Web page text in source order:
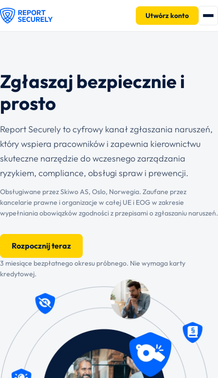
Utwórz konto
Zgłaszaj bezpiecznie i
prosto
Report Securely to cyfrowy kanał zgłaszania naruszeń,
który wspiera pracowników i zapewnia kierownictwu
skuteczne narzędzie do wczesnego zarządzania
ryzykiem, compliance, obsługi spraw i prewencji.
Obsługiwane przez Skiwo AS, Oslo, Norwegia. Zaufane przez
kancelarie prawne i organizacje w całej UE i EOG w zakresie
wypełniania obowiązków zgodności z przepisami o zgłaszaniu naruszeń.
Rozpocznij teraz
3 miesiące bezpłatnego okresu próbnego. Nie wymaga karty
kredytowej.